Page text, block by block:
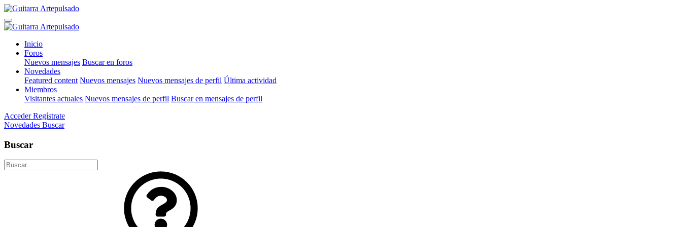
Inicio
Foros
Nuevos mensajes Buscar en foros
Novedades
Featured content Nuevos mensajes Nuevos mensajes de perfil Última actividad
Miembros
Visitantes actuales Nuevos mensajes de perfil Buscar en mensajes de perfil
Acceder Regístrate
Novedades Buscar
Buscar